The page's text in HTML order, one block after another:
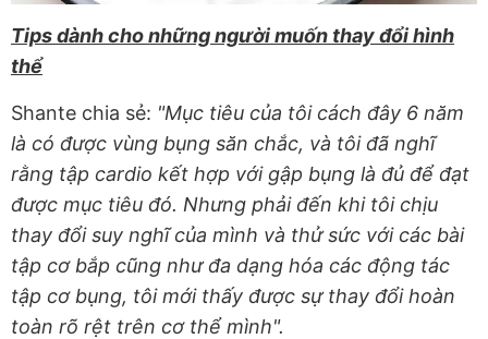
Tips dành cho những người muốn thay đổi hình
thể
Shante chia sẻ: "Mục tiêu của tôi cách đây 6 năm
là có được vùng bụng săn chắc, và tôi đã nghĩ
rằng tập cardio kết hợp với gập bụng là đủ để đạt
được mục tiêu đó. Nhưng phải đến khi tôi chịu
thay đổi suy nghĩ của mình và thử sức với các bài
tập cơ bắp cũng như đa dạng hóa các động tác
tập cơ bụng, tôi mới thấy được sự thay đổi hoàn
toàn rõ rệt trên cơ thể mình".